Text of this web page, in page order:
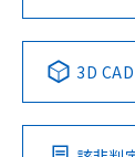
上、n: 70mm
検出領域
Pb
No
その
3D